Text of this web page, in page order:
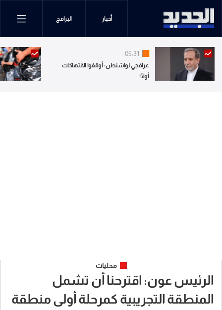
أخبار البرامج
05:31
عراقجي لواشنطن: أوقفوا الانتهاكات
أولًا!
محليات
الرئيس عون: اقترحنا أن تشمل
المنطقة التجريبية كمرحلة أولى منطقة